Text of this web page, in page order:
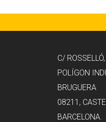
C/
POLÍGON
BRUGUERA
08211,
BARCELONA.